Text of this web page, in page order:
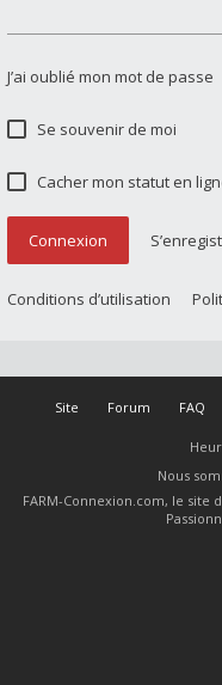
J’ai oublié mon mot de passe
Se souvenir de moi
Cacher mon statut en
Connexion
Conditions d’utilisation
Site Forum FAQ
Nous
FARM-Connexion.com, le